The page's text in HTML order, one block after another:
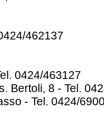
462137
0424/463127
Bertoli, 8 - Tel.
- Tel. 0424/